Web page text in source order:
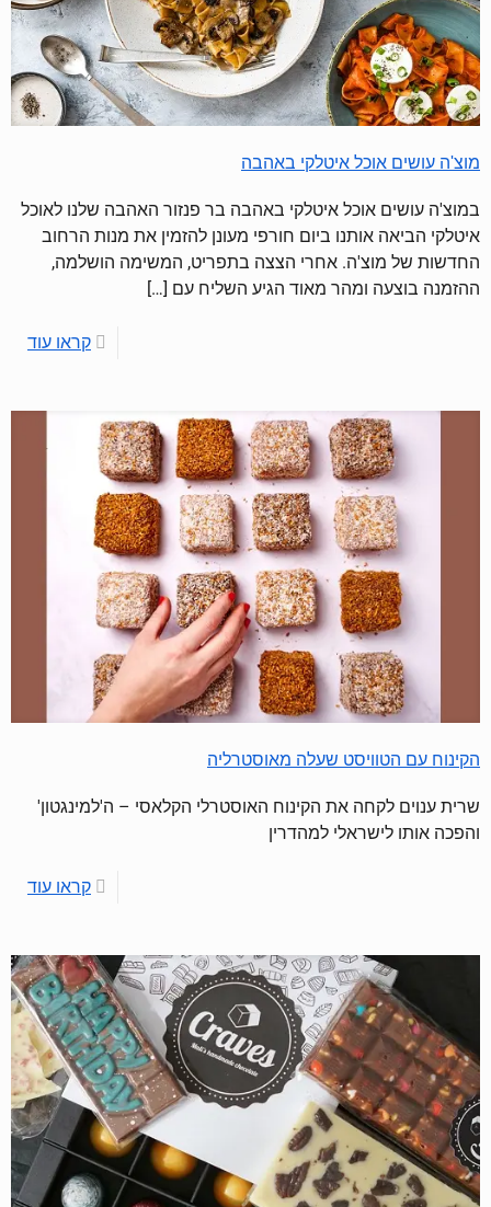
מוצ'ה עושים אוכל איטלקי באהבה
במוצ'ה עושים אוכל איטלקי באהבה בר פנזור האהבה שלנו לאוכל
איטלקי הביאה אותנו ביום חורפי מעונן להזמין את מנות הרחוב
החדשות של מוצ'ה. אחרי הצצה בתפריט, המשימה הושלמה,
ההזמנה בוצעה ומהר מאוד הגיע השליח עם […]
קראו עוד
הקינוח עם הטוויסט שעלה מאוסטרליה
שרית ענוים לקחה את הקינוח האוסטרלי הקלאסי – ה'למינגטון'
והפכה אותו לישראלי למהדרין
קראו עוד